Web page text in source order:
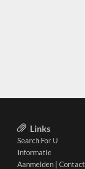
Links
Search For U
Informatie
Aanmelden | Contact